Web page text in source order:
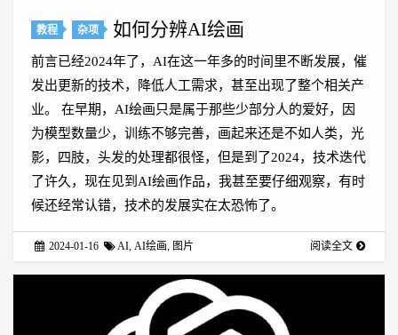
教程 杂项 如何分辨AI绘画
前言已经2024年了，AI在这一年多的时间里不断发展，催
发出更新的技术，降低人工需求，甚至出现了整个相关产
业。 在早期，AI绘画只是属于那些少部分人的爱好，因
为模型数量少，训练不够完善，画起来还是不如人类，光
影，四肢，头发的处理都很怪，但是到了2024，技术迭代
了许久，现在见到AI绘画作品，我甚至要仔细观察，有时
候还经常认错，技术的发展实在太恐怖了。
2024-01-16 AI AI绘画 图片 阅读全文